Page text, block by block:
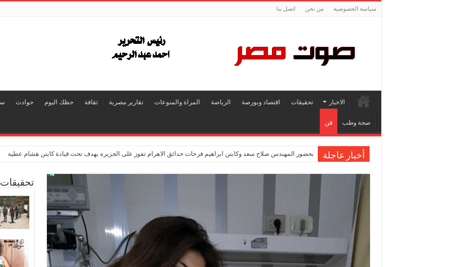
سياسة الخصوصية من نحن اتصل بنا
الاخبار تحقيقات اقتصاد وبورصة الرياضة المراة والمنوعات تقارير مصرية ثقافة حظك اليوم حوادث
صحة وطب فن
أخبار عاجلة بحضور المهندس صلاح سعد وكابتن ابراهيم فرحات حدائق الاهرام تفوز على الجزيره بهدف تحت قيادة كابتن هشام عطيه
تحقيقات